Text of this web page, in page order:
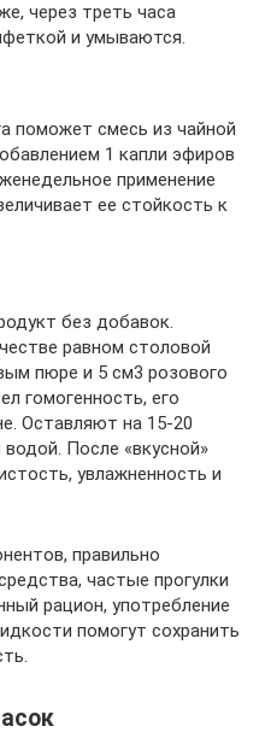
через треть часа
и умываются.
поможет смесь из чайной
1 капли эфиров
применение
ее стойкость к
без добавок.
равном столовой
пюре и 5 см3 розового
гомогенность, его
Оставляют на 15-20
После «вкусной»
увлажненность и
правильно
частые прогулки
рацион, употребление
помогут сохранить